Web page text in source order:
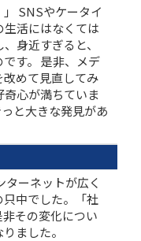
」 SNSやケータイ
活にはなくては
身近すぎると、
す。 是非、メデ
めて見直してみ
心が満ちていま
と大きな発見があ
ーネットが広く
中でした。「社
その変化につい
ました。